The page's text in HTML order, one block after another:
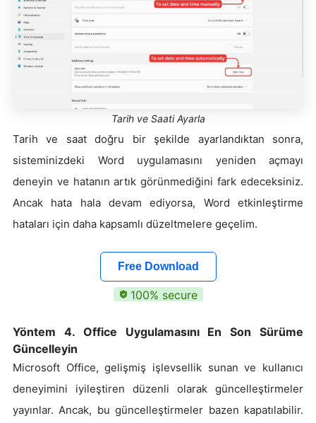
Tarih ve Saati Ayarla
Tarih ve saat doğru bir şekilde ayarlandıktan sonra,
sisteminizdeki Word uygulamasını yeniden açmayı
deneyin ve hatanın artık görünmediğini fark edeceksiniz.
Ancak hata hala devam ediyorsa, Word etkinleştirme
hataları için daha kapsamlı düzeltmelere geçelim.
Free Download
100% secure
Yöntem 4. Office Uygulamasını En Son Sürüme
Güncelleyin
Microsoft Office, gelişmiş işlevsellik sunan ve kullanıcı
deneyimini iyileştiren düzenli olarak güncelleştirmeler
yayınlar. Ancak, bu güncelleştirmeler bazen kapatılabilir.